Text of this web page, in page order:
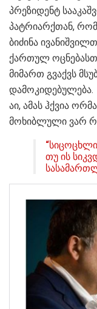
პრეზიდენტ
პატრიარქთან,
ბიძინა
ქართულ
მიმართ გვაქვს
დამოკიდებულება.
აი, ამას ჰქვია
მოხიბლული ვარ
თუ ის